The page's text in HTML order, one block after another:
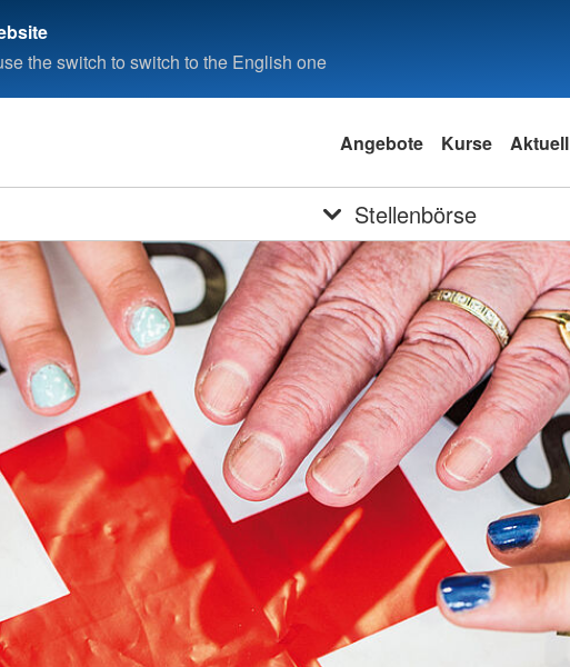
the switch to switch to the English one
Angebote Kurse Aktuell
Stellenbörse